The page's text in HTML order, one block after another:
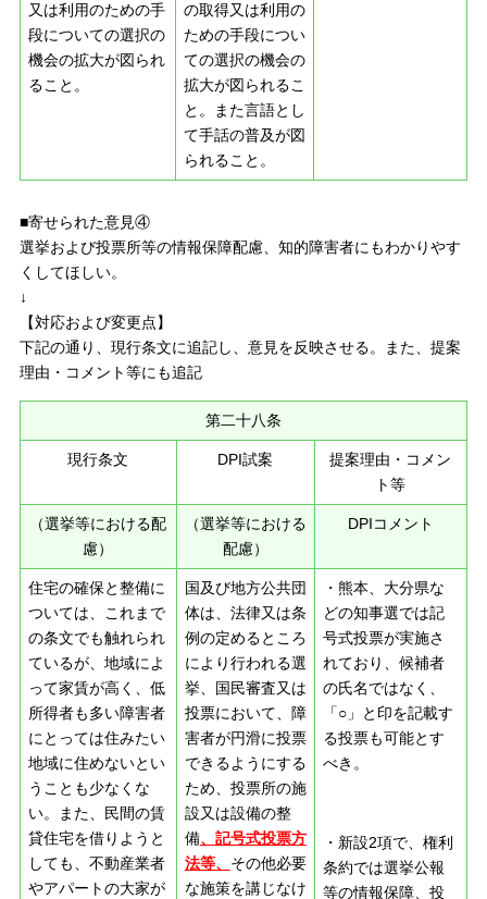
又は利用のための手
段についての選択の
機会の拡大が図られ
ること。
の取得又は利用の
ための手段につい
ての選択の機会の
拡大が図られるこ
と。
また言語とし
て手話の普及が図
られること。
■寄せられた意見④
選挙および投票所等の情報保障配慮、知的障害者にもわかりやす
くしてほしい。
↓
【対応および変更点】
下記の通り、現行条文に追記し、意見を反映させる。また、提案
理由・コメント等にも追記
第二十八条
現行条文 DPI試案
提案理由・コメン
ト等
（選挙等における配
慮）
（選挙等における
配慮）
DPIコメント
住宅の確保と整備に
ついては、これまで
の条文でも触れられ
ているが、地域によ
って家賃が高く、低
所得者も多い障害者
にとっては住みたい
地域に住めないとい
うことも少なくな
い。また、民間の賃
貸住宅を借りようと
しても、不動産業者
やアパートの大家が
国及び地方公共団
体は、法律又は条
例の定めるところ
により行われる選
挙、国民審査又は
投票において、障
害者が円滑に投票
できるようにする
ため、投票所の施
設又は設備の整
備、記号式投票方
法等、 その他必要
な施策を講じなけ
・熊本、大分県な
どの知事選では記
号式投票が実施さ
れており、候補者
の氏名ではなく、
「○」と印を記載す
る投票も可能とす
べき。
・新設2項で、権利
条約では選挙公報
等の情報保障、投